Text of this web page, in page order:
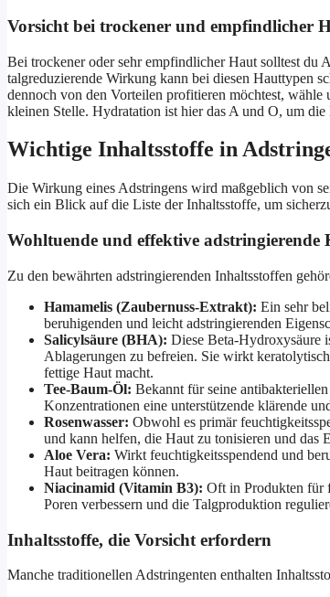
Vorsicht bei trockener und empfindlicher
Bei trockener oder sehr empfindlicher Haut solltest du
talgreduzierende Wirkung kann bei diesen Hauttypen
dennoch von den Vorteilen profitieren möchtest,
kleinen Stelle. Hydratation ist hier das A und O, um die
Wichtige Inhaltsstoffe in
Die Wirkung eines Adstringens wird maßgeblich von
sich ein Blick auf die Liste der Inhaltsstoffe, um
Wohltuende und effektive adstringierende
Zu den bewährten adstringierenden Inhaltsstoffen
Hamamelis (Zaubernuss-Extrakt): Ein sehr
beruhigenden und leicht adstringierenden
Salicylsäure (BHA): Diese Beta-Hydroxysäure
Ablagerungen zu befreien. Sie wirkt
fettige Haut macht.
Tee-Baum-Öl: Bekannt für seine
Konzentrationen eine unterstützende klärende
Rosenwasser: Obwohl es primär
und kann helfen, die Haut zu tonisieren und das
Aloe Vera: Wirkt feuchtigkeitsspendend und
Haut beitragen können.
Niacinamid (Vitamin B3): Oft in Produkten für
Poren verbessern und die Talgproduktion
Inhaltsstoffe, die Vorsicht erfordern
Manche traditionellen Adstringenten enthalten